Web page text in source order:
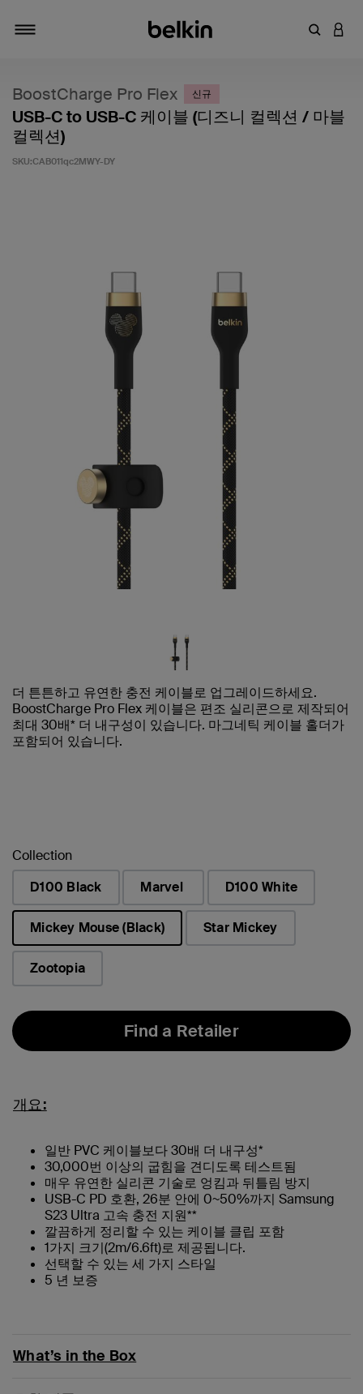
키워드
BoostCharge Pro Flex 신규
USB-C to USB-C 케이블 (디즈니 컬렉션 / 마블
컬렉션)
SKU:CAB011qc2MWY-DY
더 튼튼하고 유연한 충전 케이블로 업그레이드하세요.
BoostCharge Pro Flex 케이블은 편조 실리콘으로 제작되어
최대 30배* 더 내구성이 있습니다. 마그네틱 케이블 홀더가
포함되어 있습니다.
Collection
D100 Black
Marvel D100 White
Mickey Mouse (Black)
선택됨
Star Mickey
Zootopia
Find a Retailer
개요:
일반 PVC 케이블보다 30배 더 내구성*
30,000번 이상의 굽힘을 견디도록 테스트됨
매우 유연한 실리콘 기술로 엉킴과 뒤틀림 방지
USB-C PD 호환, 26분 안에 0~50%까지 Samsung
S23 Ultra 고속 충전 지원**
깔끔하게 정리할 수 있는 케이블 클립 포함
1가지 크기(2m/6.6ft)로 제공됩니다.
선택할 수 있는 세 가지 스타일
5 년 보증
What’s in the Box